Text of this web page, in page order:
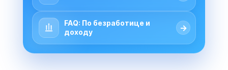
FAQ: По безработице и
доходу
→